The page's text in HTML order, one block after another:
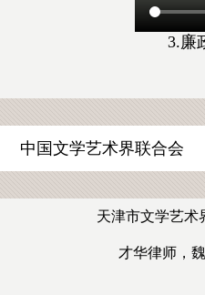
3.廉
中国文学艺术界联合会
天津市文学艺术
才华律师，